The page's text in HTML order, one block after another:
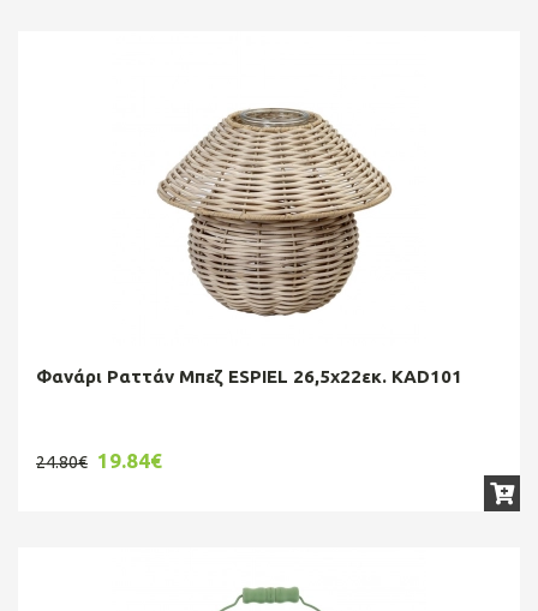
Φανάρι Ραττάν Μπεζ ESPIEL 26,5x22εκ. KAD101
24.80€ 19.84€